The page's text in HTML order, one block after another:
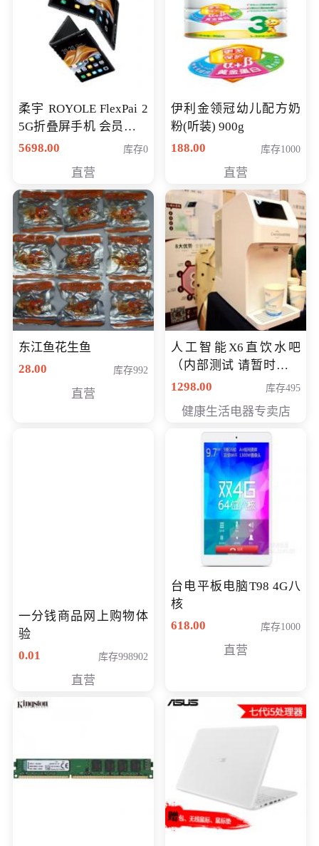
柔宇 ROYOLE FlexPai 2
5G折叠屏手机 会员专享
购买价格 4998元
5698.00 库存0
直营
伊利金领冠幼儿配方奶
粉(听装) 900g
188.00
库存1000
直营
东江鱼花生鱼
28.00
库存992
直营
人工智能X6直饮水吧
（内部测试 请暂时不要
购买）
1298.00 库存495
健康生活电器专卖店
一分钱商品网上购物体
验
0.01
库存998902
直营
台电平板电脑T98 4G八
核
618.00
库存1000
直营